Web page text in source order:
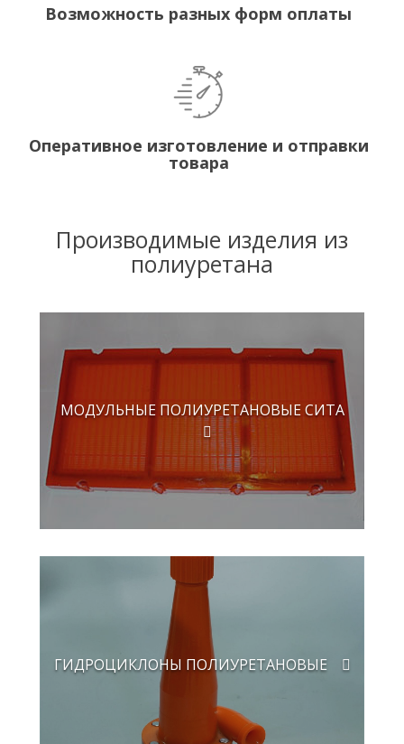
Возможность разных форм оплаты
Оперативное изготовление и отправки
товара
Производимые изделия из
полиуретана
МОДУЛЬНЫЕ ПОЛИУРЕТАНОВЫЕ СИТА
ГИДРОЦИКЛОНЫ ПОЛИУРЕТАНОВЫЕ